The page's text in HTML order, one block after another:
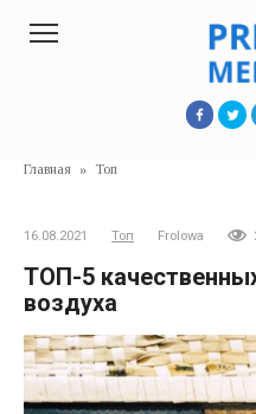
Главная » Топ
16.08.2021 Топ Frolowa
ТОП-5
воздуха